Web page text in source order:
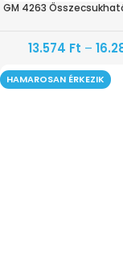
GM 4263
13.574 Ft –
HAMAROSAN ÉRKEZIK